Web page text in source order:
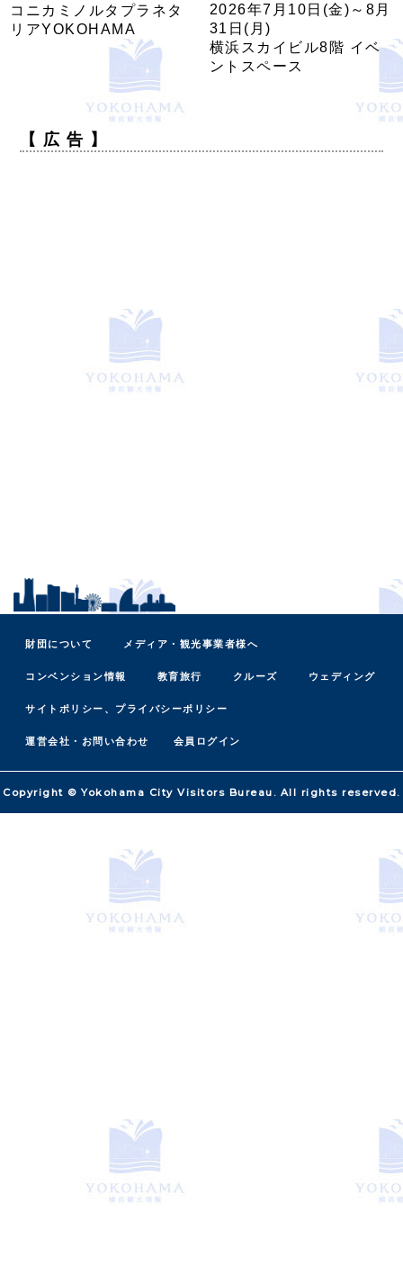
コニカミノルタプラネタ
リアYOKOHAMA
2026年7月10日(金)～8月
31日(月)
横浜スカイビル8階 イベ
ントスペース
【 広 告 】
財団について メディア・観光事業者様へ
コンベンション情報 教育旅行 クルーズ ウェディング
サイトポリシー、プライバシーポリシー
運営会社・お問い合わせ 会員ログイン
Copyright © Yokohama City Visitors Bureau. All rights reserved.